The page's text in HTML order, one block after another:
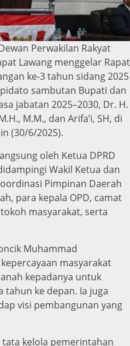
Perwakilan Rakyat
Lawang menggelar Rapat
ke-3 tahun sidang 2025
sambutan Bupati dan
jabatan 2025–2030, Dr. H.
M.M., dan Arifa’i, SH, di
(30/6/2025).
oleh Ketua DPRD
Wakil Ketua dan
Pimpinan Daerah
para kepala OPD, camat
masyarakat, serta
Muhammad
masyarakat
kepadanya untuk
tahun ke depan. Ia juga
visi pembangunan yang
kelola pemerintahan